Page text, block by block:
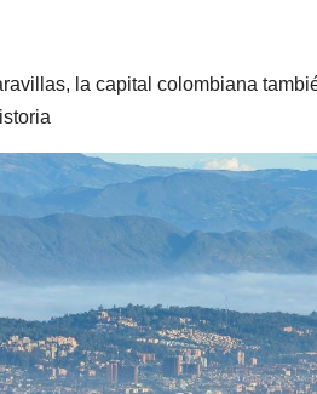
la capital colombiana